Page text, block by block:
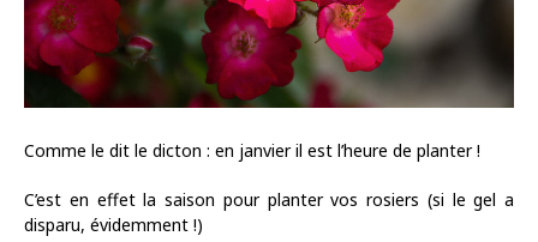
Comme le dit le dicton : en janvier il est l’heure de planter !
C’est en effet la saison pour planter vos rosiers (si le gel a
disparu, évidemment !)